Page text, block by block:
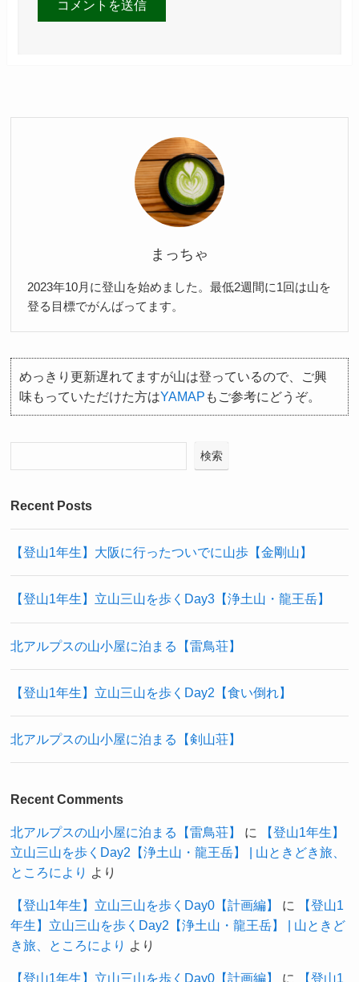
まっちゃ
2023年10月に登山を始めました。最低2週間に1回は山を
登る目標でがんばってます。
めっきり更新遅れてますが山は登っているので、ご興
味もっていただけた方はYAMAP もご参考にどうぞ。
検索
Recent Posts
【登山1年生】大阪に行ったついでに山歩【金剛山】
【登山1年生】立山三山を歩くDay3【浄土山・龍王岳】
北アルプスの山小屋に泊まる【雷鳥荘】
【登山1年生】立山三山を歩くDay2【食い倒れ】
北アルプスの山小屋に泊まる【剣山荘】
Recent Comments
北アルプスの山小屋に泊まる【雷鳥荘】 に
【登山1年生】
立山三山を歩くDay2【浄土山・龍王岳】 | 山ときどき旅、
ところにより より
【登山1年生】立山三山を歩くDay0【計画編】 に
【登山1
年生】立山三山を歩くDay2【浄土山・龍王岳】 | 山ときど
き旅、ところにより より
【登山1年生】立山三山を歩くDay0【計画編】 に
【登山1